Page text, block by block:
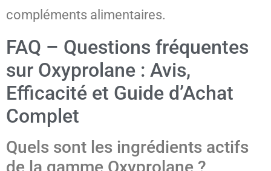
compléments alimentaires.
FAQ – Questions fréquentes
sur Oxyprolane : Avis,
Efficacité et Guide d’Achat
Complet
Quels sont les ingrédients actifs
de la gamme Oxyprolane ?